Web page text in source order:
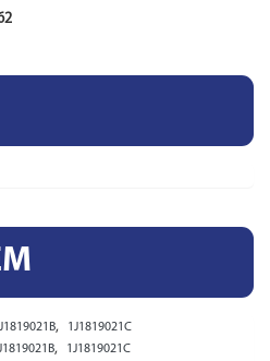
, 1J1819021C
, 1J1819021C